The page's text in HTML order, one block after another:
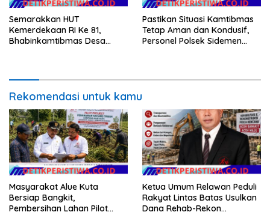
Semarakkan HUT
Kemerdekaan RI Ke 81,
Bhabinkamtibmas Desa
Pastikan Situasi Kamtibmas
Tetap Aman dan Kondusif,
Personel Polsek Sidemen
Rekomendasi untuk kamu
Masyarakat Alue Kuta
Bersiap Bangkit,
Pembersihan Lahan Pilot
Ketua Umum Relawan Peduli
Rakyat Lintas Batas Usulkan
Dana Rehab-Rekon